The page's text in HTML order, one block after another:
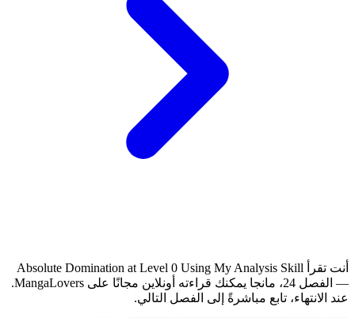
أنت تقرأ Absolute Domination at Level 0 Using My Analysis Skill
— الفصل 24، مانجا يمكنك قراءته أونلاين مجانًا على MangaLovers.
عند الانتهاء، تابع مباشرةً إلى الفصل التالي.